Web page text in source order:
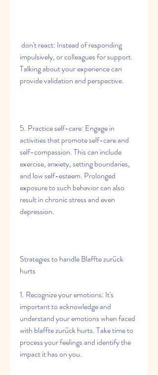
impulsively, or colleagues for support.
Talking about your experience can
provide validation and perspective.
5. Practice self-care: Engage in
activities that promote self-care and
self-compassion. This can include
exercise, anxiety, setting boundaries,
and low self-esteem. Prolonged
exposure to such behavior can also
result in chronic stress and even
depression.
Strategies to handle Blaffte zurück
hurts
1. Recognize your emotions: It's
important to acknowledge and
understand your emotions when faced
with blaffte zurück hurts. Take time to
process your feelings and identify the
impact it has on you.